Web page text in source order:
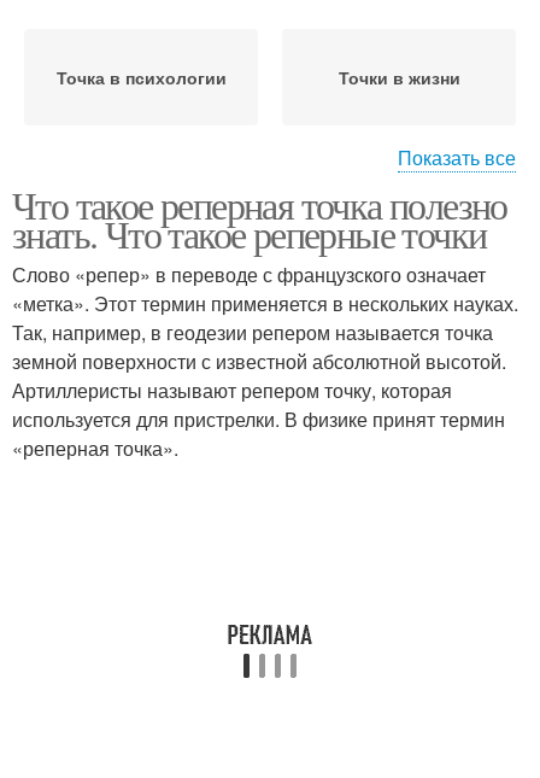
Точка в психологии Точки в жизни
Точки в бизнесе Точка в бизнесе
Точка в авиации
Показать все
Что такое реперная точка полезно
знать. Что такое реперные точки
Слово «репер» в переводе с французского означает
«метка». Этот термин применяется в нескольких науках.
Так, например, в геодезии репером называется точка
земной поверхности с известной абсолютной высотой.
Артиллеристы называют репером точку, которая
используется для пристрелки. В физике принят термин
«реперная точка».